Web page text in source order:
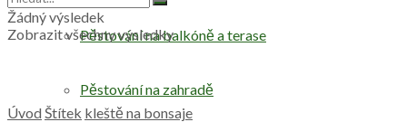
Pěstování na balkóně a terase
Pěstování na zahradě
Žádný výsledek
Zobrazit všechny výsledky
Úvod Štítek kleště na bonsaje